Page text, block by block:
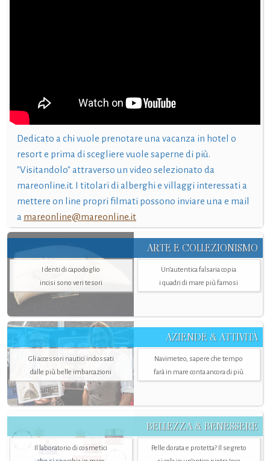
Dedicato a chi vuole prenotare una vacanza in hotel o
resort e prima di scegliere vuole saperne di più.
"Visitandolo" attraverso un video selezionato da
mareonline.it. I titolari di alberghi e villaggi interessati a
mettere on line propri filmati possono inviare una e mail
a mareonline@mareonline.it
ARTE E COLLEZIONISMO
I denti di capodoglio
incisi sono veri tesori
Un’autentica falsaria copia
i quadri di mare più famosi
AZIENDE & ATTIVITÀ
Gli accessori nautici indossati
dalle più belle imbarcazioni
Navimeteo, sapere che tempo
farà in mare conta ancora di più
BELLEZZA & BENESSERE
Il laboratorio di cosmetici
Pelle dorata e protetta? Il segreto